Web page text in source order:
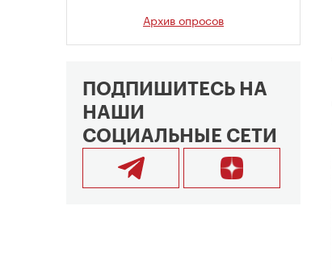
Архив опросов
ПОДПИШИТЕСЬ НА
НАШИ
СОЦИАЛЬНЫЕ СЕТИ